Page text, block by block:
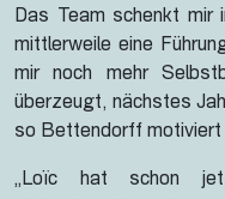
Das Team schenkt mir
mittlerweile eine
mir noch mehr
überzeugt, nächstes
so Bettendorff motiviert
„Loïc hat schon